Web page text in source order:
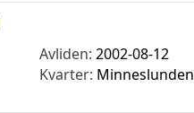
Avliden:2002-08-12
Kvarter: Minneslunden